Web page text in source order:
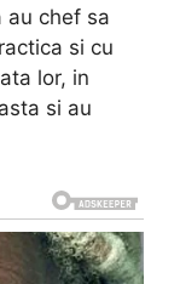
au chef sa
si cu
lor, in
si au